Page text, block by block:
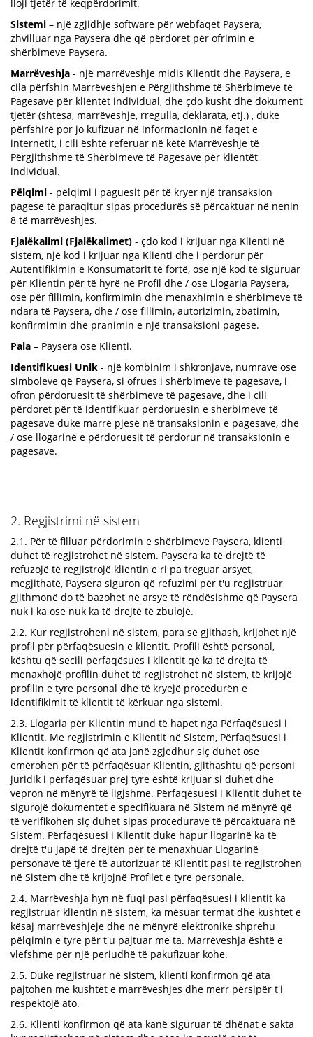
lloji tjetër të keqpërdorimit.
Sistemi – një zgjidhje software për webfaqet Paysera,
zhvilluar nga Paysera dhe që përdoret për ofrimin e
shërbimeve Paysera.
Marrëveshja - një marrëveshje midis Klientit dhe Paysera, e
cila përfshin Marrëveshjen e Përgjithshme të Shërbimeve të
Pagesave për klientët individual, dhe çdo kusht dhe dokument
tjetër (shtesa, marrëveshje, rregulla, deklarata, etj.) , duke
përfshirë por jo kufizuar në informacionin në faqet e
internetit, i cili është referuar në këtë Marrëveshje të
Përgjithshme të Shërbimeve të Pagesave për klientët
individual.
Pëlqimi - pëlqimi i paguesit për të kryer një transaksion
pagese të paraqitur sipas procedurës së përcaktuar në nenin
8 të marrëveshjes.
Fjalëkalimi (Fjalëkalimet) - çdo kod i krijuar nga Klienti në
sistem, një kod i krijuar nga Klienti dhe i përdorur për
Autentifikimin e Konsumatorit të fortë, ose një kod të siguruar
për Klientin për të hyrë në Profil dhe / ose Llogaria Paysera,
ose për fillimin, konfirmimin dhe menaxhimin e shërbimeve të
ndara të Paysera, dhe / ose fillimin, autorizimin, zbatimin,
konfirmimin dhe pranimin e një transaksioni pagese.
Pala – Paysera ose Klienti.
Identifikuesi Unik - një kombinim i shkronjave, numrave ose
simboleve që Paysera, si ofrues i shërbimeve të pagesave, i
ofron përdoruesit të shërbimeve të pagesave, dhe i cili
përdoret për të identifikuar përdoruesin e shërbimeve të
pagesave duke marrë pjesë në transaksionin e pagesave, dhe
/ ose llogarinë e përdoruesit të përdorur në transaksionin e
pagesave.
2. Regjistrimi në sistem
2.1. Për të filluar përdorimin e shërbimeve Paysera, klienti
duhet të regjistrohet në sistem. Paysera ka të drejtë të
refuzojë të regjistrojë klientin e ri pa treguar arsyet,
megjithatë, Paysera siguron që refuzimi për t'u regjistruar
gjithmonë do të bazohet në arsye të rëndësishme që Paysera
nuk i ka ose nuk ka të drejtë të zbulojë.
2.2. Kur regjistroheni në sistem, para së gjithash, krijohet një
profil për përfaqësuesin e klientit. Profili është personal,
kështu që secili përfaqësues i klientit që ka të drejta të
menaxhojë profilin duhet të regjistrohet në sistem, të krijojë
profilin e tyre personal dhe të kryejë procedurën e
identifikimit të klientit të kërkuar nga sistemi.
2.3. Llogaria për Klientin mund të hapet nga Përfaqësuesi i
Klientit. Me regjistrimin e Klientit në Sistem, Përfaqësuesi i
Klientit konfirmon që ata janë zgjedhur siç duhet ose
emërohen për të përfaqësuar Klientin, gjithashtu që personi
juridik i përfaqësuar prej tyre është krijuar si duhet dhe
vepron në mënyrë të ligjshme. Përfaqësuesi i Klientit duhet të
sigurojë dokumentet e specifikuara në Sistem në mënyrë që
të verifikohen siç duhet sipas procedurave të përcaktuara në
Sistem. Përfaqësuesi i Klientit duke hapur llogarinë ka të
drejtë t'u japë të drejtën për të menaxhuar Llogarinë
personave të tjerë të autorizuar të Klientit pasi të regjistrohen
në Sistem dhe të krijojnë Profilet e tyre personale.
2.4. Marrëveshja hyn në fuqi pasi përfaqësuesi i klientit ka
regjistruar klientin në sistem, ka mësuar termat dhe kushtet e
kësaj marrëveshjeje dhe në mënyrë elektronike shprehu
pëlqimin e tyre për t'u pajtuar me ta. Marrëveshja është e
vlefshme për një periudhë të pakufizuar kohe.
2.5. Duke regjistruar në sistem, klienti konfirmon që ata
pajtohen me kushtet e marrëveshjes dhe merr përsipër t'i
respektojë ato.
2.6. Klienti konfirmon që ata kanë siguruar të dhënat e sakta